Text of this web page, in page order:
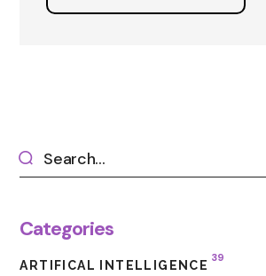
Categories
ARTIFICAL INTELLIGENCE
39